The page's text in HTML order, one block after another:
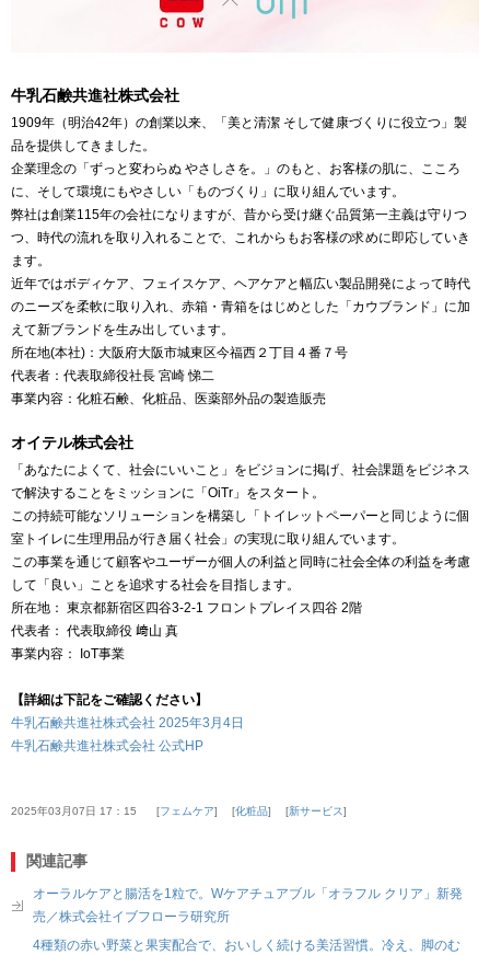
牛乳石鹸共進社株式会社
1909年（明治42年）の創業以来、「美と清潔 そして健康づくりに役立つ」製
品を提供してきました。
企業理念の「ずっと変わらぬ やさしさを。」のもと、お客様の肌に、こころ
に、そして環境にもやさしい「ものづくり」に取り組んでいます。
弊社は創業115年の会社になりますが、昔から受け継ぐ品質第一主義は守りつ
つ、時代の流れを取り入れることで、これからもお客様の求めに即応していき
ます。
近年ではボディケア、フェイスケア、ヘアケアと幅広い製品開発によって時代
のニーズを柔軟に取り入れ、赤箱・青箱をはじめとした「カウブランド」に加
えて新ブランドを生み出しています。
所在地(本社)：大阪府大阪市城東区今福西２丁目４番７号
代表者：代表取締役社長 宮崎 悌二
事業内容：化粧石鹸、化粧品、医薬部外品の製造販売
オイテル株式会社
「あなたによくて、社会にいいこと」をビジョンに掲げ、社会課題をビジネス
で解決することをミッションに「OiTr」をスタート。
この持続可能なソリューションを構築し「トイレットペーパーと同じように個
室トイレに生理用品が行き届く社会」の実現に取り組んでいます。
この事業を通じて顧客やユーザーが個人の利益と同時に社会全体の利益を考慮
して「良い」ことを追求する社会を目指します。
所在地： 東京都新宿区四谷3-2-1 フロントプレイス四谷 2階
代表者： 代表取締役 﨑山 真
事業内容： IoT事業
【詳細は下記をご確認ください】
牛乳石鹸共進社株式会社 2025年3月4日
牛乳石鹸共進社株式会社 公式HP
2025年03月07日 17：15 フェムケア 化粧品 新サービス
関連記事
オーラルケアと腸活を1粒で。Wケアチュアブル「オラフル クリア」新発
売／株式会社イブフローラ研究所
4種類の赤い野菜と果実配合で、おいしく続ける美活習慣。冷え、脚のむ